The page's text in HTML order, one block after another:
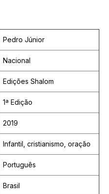
Pedro Júnior
Nacional
Edições Shalom
1ª Edição
2019
Infantil, cristianismo, oração
Português
Brasil